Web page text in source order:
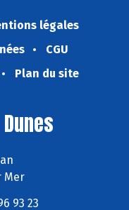
légales
CGU
Plan du site
Mer
93 23